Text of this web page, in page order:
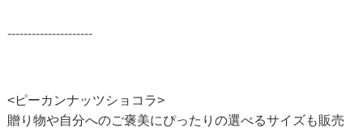
---------------------
<ピーカンナッツショコラ>
贈り物や自分へのご褒美にぴったりの選べるサイズも販売